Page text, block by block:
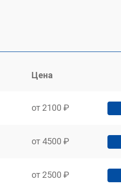
Цена
от 2100 ₽
от 4500 ₽
от 2500 ₽